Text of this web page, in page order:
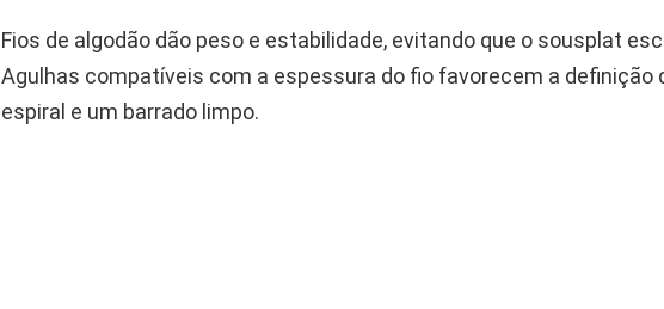
Fios de algodão dão peso e estabilidade, evitando que o sousplat
Agulhas compatíveis com a espessura do fio favorecem a definição
espiral e um barrado limpo.